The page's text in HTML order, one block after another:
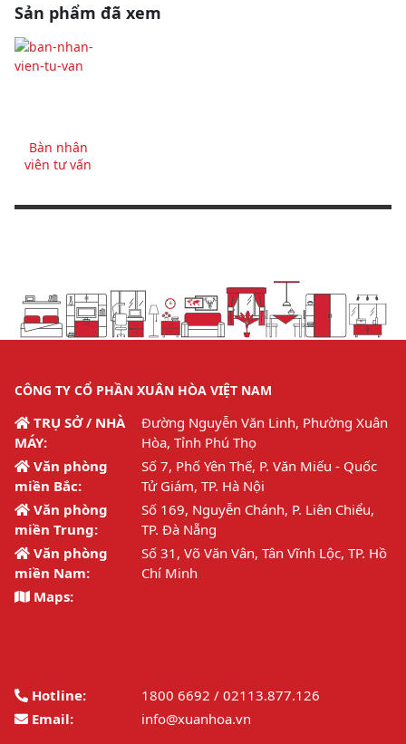
Sản phẩm đã xem
Bàn nhân
viên tư vấn
CÔNG TY CỔ PHẦN XUÂN HÒA VIỆT NAM
TRỤ SỞ / NHÀ
MÁY:
Đường Nguyễn Văn Linh, Phường Xuân
Hòa, Tỉnh Phú Thọ
Văn phòng
miền Bắc:
Số 7, Phố Yên Thế, P. Văn Miếu - Quốc
Tử Giám, TP. Hà Nội
Văn phòng
miền Trung:
Số 169, Nguyễn Chánh, P. Liên Chiểu,
TP. Đà Nẵng
Văn phòng
miền Nam:
Số 31, Võ Văn Vân, Tân Vĩnh Lộc, TP. Hồ
Chí Minh
Maps:
Hotline:
1800 6692 / 02113.877.126
Email:
info@xuanhoa.vn